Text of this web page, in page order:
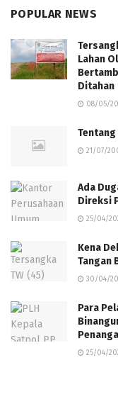
POPULAR NEWS
Lahan
Ditahan
08/05/
Tentang
21/07/
Ada
Direksi
25/04/
Kena
Tangan
30/04/
Para
25/04/